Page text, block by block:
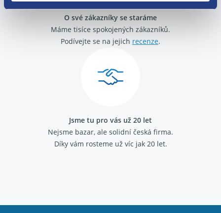
O své zákazníky se staráme
Máme tisíce spokojených zákazníků.
Podívejte se na jejich recenze.
Jsme tu pro vás už 20 let
Nejsme bazar, ale solidní česká firma.
Díky vám rosteme už víc jak 20 let.